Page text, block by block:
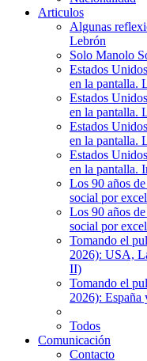
Articulos
Algunas
Lebrón
Solo Manolo
Estados
en la pantalla.
Estados
en la pantalla.
Estados
en la pantalla.
Estados
en la pantalla.
Los 90 años
social por
Los 90 años
social por
Tomando el
2026): USA,
II)
Tomando el
2026): España
Todos
Comunicación
Contacto